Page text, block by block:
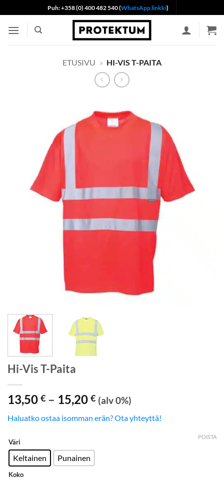
to
content
Puh: +358 (0) 400 482 540 (WhatsApp linkki)
ETUSIVU » HI-VIS T-PAITA
Hi-Vis T-Paita
13,50 € – 15,20 €Hintaluokka:
-
(alv 0%)
Haluatko ostaa isomman erän? Ota yhteyttä!
Väri
Keltainen Punainen
Koko
POISTA